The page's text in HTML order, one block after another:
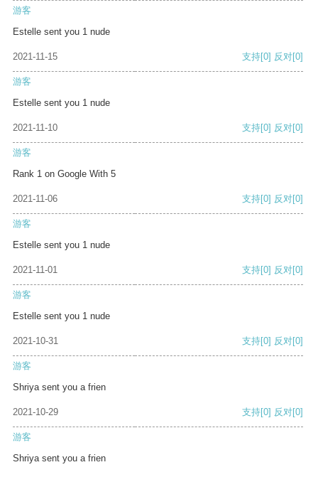
游客
Estelle sent you 1 nude
2021-11-15 支持[0] 反对[0]
游客
Estelle sent you 1 nude
2021-11-10 支持[0] 反对[0]
游客
Rank 1 on Google With 5
2021-11-06 支持[0] 反对[0]
游客
Estelle sent you 1 nude
2021-11-01 支持[0] 反对[0]
游客
Estelle sent you 1 nude
2021-10-31 支持[0] 反对[0]
游客
Shriya sent you a frien
2021-10-29 支持[0] 反对[0]
游客
Shriya sent you a frien